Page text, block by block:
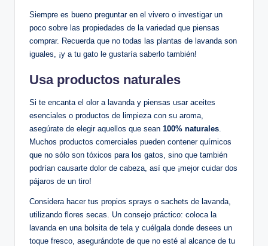
Siempre es bueno preguntar en el vivero o investigar un
poco sobre las propiedades de la variedad que piensas
comprar. Recuerda que no todas las plantas de lavanda son
iguales, ¡y a tu gato le gustaría saberlo también!
Usa productos naturales
Si te encanta el olor a lavanda y piensas usar aceites
esenciales o productos de limpieza con su aroma,
asegúrate de elegir aquellos que sean 100% naturales
Muchos productos comerciales pueden contener químicos
que no sólo son tóxicos para los gatos, sino que también
podrían causarte dolor de cabeza, así que ¡mejor cuidar dos
pájaros de un tiro!
Considera hacer tus propios sprays o sachets de lavanda,
utilizando flores secas. Un consejo práctico: coloca la
lavanda en una bolsita de tela y cuélgala donde desees un
toque fresco, asegurándote de que no esté al alcance de tu